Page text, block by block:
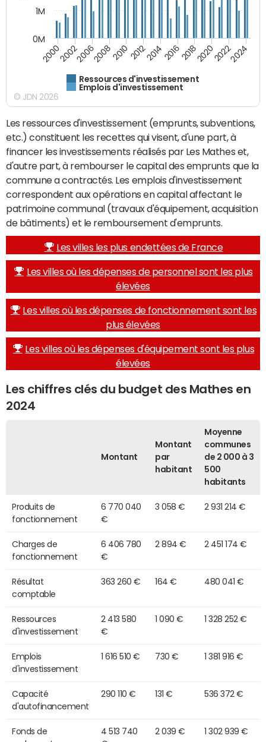
Ressources d'investissement
Emplois d'investissement
20002002200620082010 2012201420162018202020222024
0M
1M
© JDN 2026
Les ressources d'investissement (emprunts, subventions,
etc.) constituent les recettes qui visent, d'une part, à
financer les investissements réalisés par Les Mathes et,
d'autre part, à rembourser le capital des emprunts que la
commune a contractés. Les emplois d'investissement
correspondent aux opérations en capital affectant le
patrimoine communal (travaux d'équipement, acquisition
de bâtiments) et le remboursement d'emprunts.
Les villes les plus endettées de France
Les villes où les dépenses de personnel sont les plus
élevées
Les villes où les dépenses de fonctionnement sont les
plus élevées
Les villes où les dépenses d'équipement sont les plus
élevées
Les chiffres clés du budget des Mathes en
2024
Montant
Montant
par
habitant
Moyenne
communes
de 2 000 à 3
500
habitants
Produits de
fonctionnement
6 770 040
€
3 058 € 2 931 214 €
Charges de
fonctionnement
6 406 780
€
2 894 € 2 451 174 €
Résultat
comptable
363 260 € 164 € 480 041 €
Ressources
d'investissement
2 413 580
€
1 090 € 1 328 252 €
Emplois
d'investissement
1 616 510 € 730 € 1 381 916 €
Capacité
d'autofinancement
290 110 € 131 € 536 372 €
Fonds de
4 513 740
2 039 € 1 302 939 €